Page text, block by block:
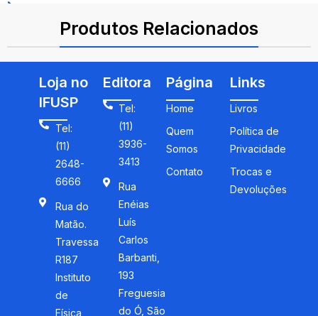
Produtos Relacionados
Loja no
IFUSP
Tel:
(11)
2648-
6666
Rua do
Matão.
Travessa
R187
Instituto
de
Física,
Editora
Tel:
(11)
3936-
3413
Rua
Enéias
Luís
Carlos
Barbanti,
193
Freguesia
do Ó, São
Página
Home
Quem
Somos
Contato
Links
Livros
Política de
Privacidade
Trocas e
Devoluções